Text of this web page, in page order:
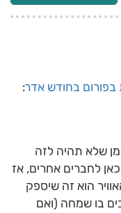
בפורום בחודש אדר:
שלא תהיה לזה
לחברים אחרים, אז
הוא זה שיספק
בו שמחה (ואם